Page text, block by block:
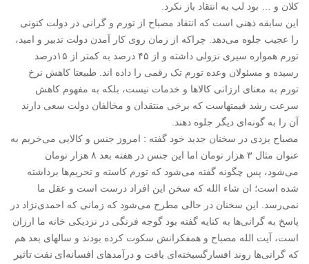
کلان و … بود لب به انتقاد باز نکرد.
این سابقه ذهنی است که انتقاد مصباح از تورم و گرانی در دولت کنونی
را عجیب جلوه می‌دهد. چراکه از زمان روی کار آمدن دولت تدبیر و امید،
تورم همواره سیری نزولی داشته و از ۴۵ درصد به کمتر از ۱۵درصد
رسیده و مسئولان وعده تورم تک رقمی را داده اند. طبیعتا کاهش نرخ
تورم به معنای ارزانی کالاها و خدمات نیست، بلکه به مفهوم کاهش
سرعت رشد قیمتهاست که برخی منتقدان و مخالفان دولت سعی دارند
آن را به گونه‌ای دیگر جلوه دهند.
مصباح یزدی در سخنان جدید خود گفته : امروز جنس و کالایی می‌خریم به
عنوان مثال ۳ هزار تومان اما این جنس در هفته بعد ۸ هزار تومان
می‌شود، پس چگونه گفته می‌شود که تورم کاسته و تحریم‌ها برداشته
شده است؛ ان شاء الله که سخن این افراد درست است و عقل ما
نمی‌رسد. این سخنان در حالی مطرح می‌شود که زمانی که احمدی‌نژاد در
پاسخ به گرانی‌ها به کنایه گفته بود گوجه فرنگی در نزدیکی خانه ما ارزان
است، آیت الله مصباح و همفکرانش سکوت کرده بودند و سالهای بعد هم
که گرانی‌ها روند افسارگسیخته‌ای یافت و درآمدهای افسانه‌ای نفت تاثیر